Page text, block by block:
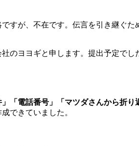
すが、不在です。伝言を引き継ぐ
のヨヨギと申します。提出予定で
「電話番号」「マツダさんから折り
できていました。